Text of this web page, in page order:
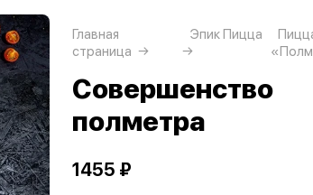
Главная
страница
Эпик Пицца
Совершенство
полметра
1455 ₽